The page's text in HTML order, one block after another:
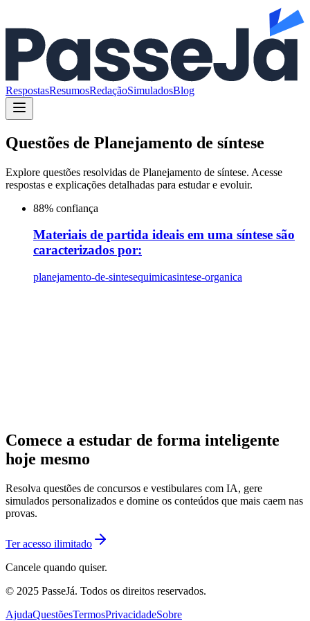
RespostasResumosRedaçãoSimuladosBlog
Questões de Planejamento de síntese
Explore questões resolvidas de Planejamento de síntese. Acesse
respostas e explicações detalhadas para estudar e evoluir.
88% confiança
Materiais de partida ideais em uma síntese são
caracterizados por:
planejamento-de-sintesequimicasintese-organica
Comece a estudar de forma inteligente
hoje mesmo
Resolva questões de concursos e vestibulares com IA, gere
simulados personalizados e domine os conteúdos que mais caem nas
provas.
Ter acesso ilimitado
Cancele quando quiser.
© 2025 PasseJá. Todos os direitos reservados.
AjudaQuestõesTermosPrivacidadeSobre